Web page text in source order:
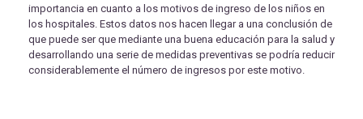
importancia en cuanto a los motivos de ingreso de los niños en
los hospitales. Estos datos nos hacen llegar a una conclusión de
que puede ser que mediante una buena educación para la salud y
desarrollando una serie de medidas preventivas se podría reducir
considerablemente el número de ingresos por este motivo.